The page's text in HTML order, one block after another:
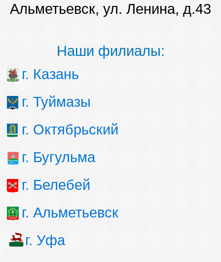
Альметьевск, ул. Ленина, д.43
Наши филиалы:
г. Казань
г. Туймазы
г. Октябрьский
г. Бугульма
г. Белебей
г. Альметьевск
г. Уфа